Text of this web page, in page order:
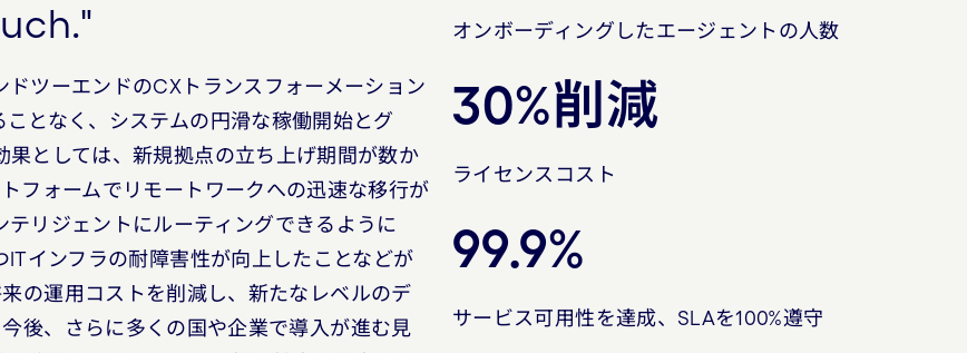
ツーエンドのCXトランスフォーメーション
となく、システムの円滑な稼働開始とグ
としては、新規拠点の立ち上げ期間が数か
フォームでリモートワークへの迅速な移行が
リジェントにルーティングできるように
インフラの耐障害性が向上したことなどが
の運用コストを削減し、新たなレベルのデ
後、さらに多くの国や企業で導入が進む見
オンボーディングしたエージェントの人数
30%削減
ライセンスコスト
99.9%
サービス可用性を達成、SLAを100%遵守